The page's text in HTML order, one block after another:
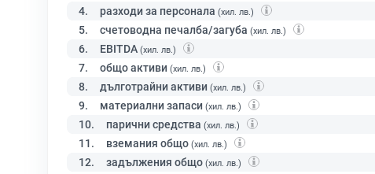
4. разходи за персонала (хил. лв.)
5. счетоводна печалба/загуба (хил. лв.)
6. EBITDA (хил. лв.)
7. общо активи (хил. лв.)
8. дълготрайни активи (хил. лв.)
9. материални запаси (хил. лв.)
10. парични средства (хил. лв.)
11. вземания общо (хил. лв.)
12. задължения общо (хил. лв.)